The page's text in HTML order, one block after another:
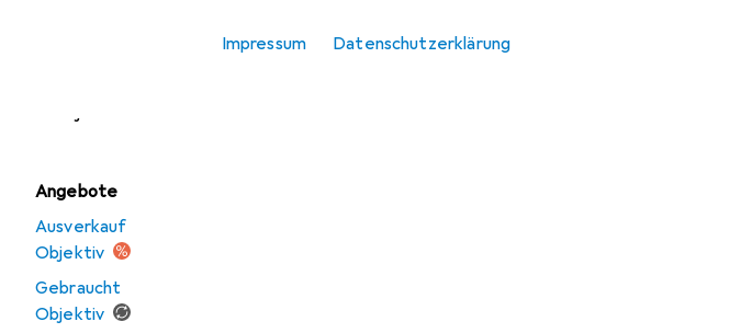
Impressum Datenschutzerklärung
Objektivkonverter
Angebote
Ausverkauf
Objektiv
Gebraucht
Objektiv